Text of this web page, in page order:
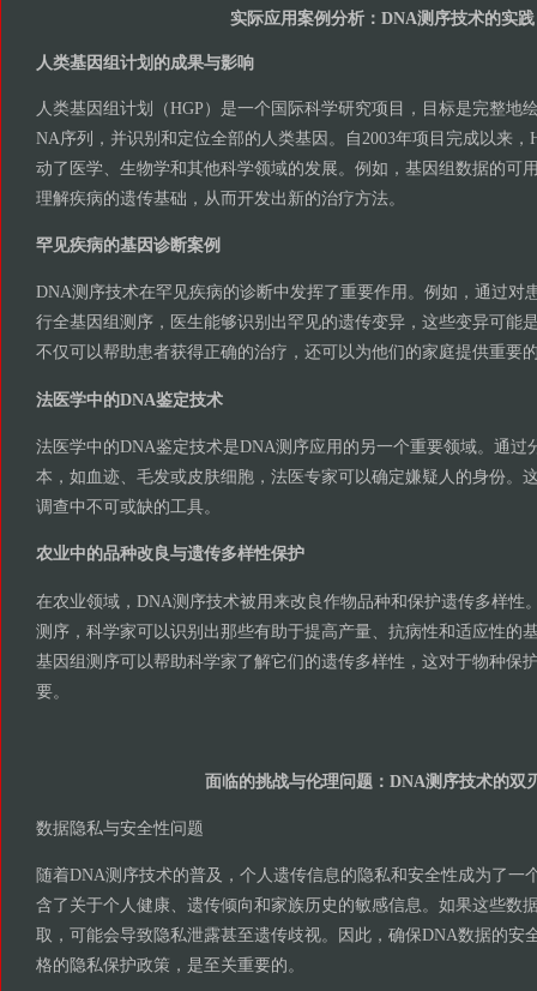
实际应用案例分析：DNA测序技术的实践
人类基因组计划的成果与影响
人类基因组计划（HGP）是一个国际科学研究项目，目标是完整地
NA序列，并识别和定位全部的人类基因。自2003年项目完成以来，
动了医学、生物学和其他科学领域的发展。例如，基因组数据的可
理解疾病的遗传基础，从而开发出新的治疗方法。
罕见疾病的基因诊断案例
DNA测序技术在罕见疾病的诊断中发挥了重要作用。例如，通过对
行全基因组测序，医生能够识别出罕见的遗传变异，这些变异可能
不仅可以帮助患者获得正确的治疗，还可以为他们的家庭提供重要
法医学中的DNA鉴定技术
法医学中的DNA鉴定技术是DNA测序应用的另一个重要领域。通过
本，如血迹、毛发或皮肤细胞，法医专家可以确定嫌疑人的身份。
调查中不可或缺的工具。
农业中的品种改良与遗传多样性保护
在农业领域，DNA测序技术被用来改良作物品种和保护遗传多样性
测序，科学家可以识别出那些有助于提高产量、抗病性和适应性的
基因组测序可以帮助科学家了解它们的遗传多样性，这对于物种保
要。
面临的挑战与伦理问题：DNA测序技术的双
数据隐私与安全性问题
随着DNA测序技术的普及，个人遗传信息的隐私和安全性成为了一
含了关于个人健康、遗传倾向和家族历史的敏感信息。如果这些数
取，可能会导致隐私泄露甚至遗传歧视。因此，确保DNA数据的安
格的隐私保护政策，是至关重要的。